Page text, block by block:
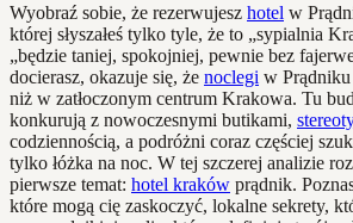
Wyobraź sobie, że rezerwujesz hotel w
której słyszałeś tylko tyle, że to „sypialnia
„będzie taniej, spokojniej, pewnie bez
docierasz, okazuje się, że noclegi w Prądniku
niż w zatłoczonym centrum Krakowa. Tu
konkurują z nowoczesnymi butikami,
codziennością, a podróżni coraz częściej
tylko łóżka na noc. W tej szczerej analizie
pierwsze temat: hotel kraków prądnik.
które mogą cię zaskoczyć, lokalne sekrety,